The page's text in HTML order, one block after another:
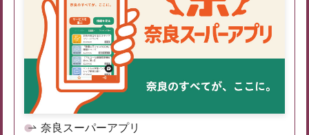
奈良スーパーアプリ